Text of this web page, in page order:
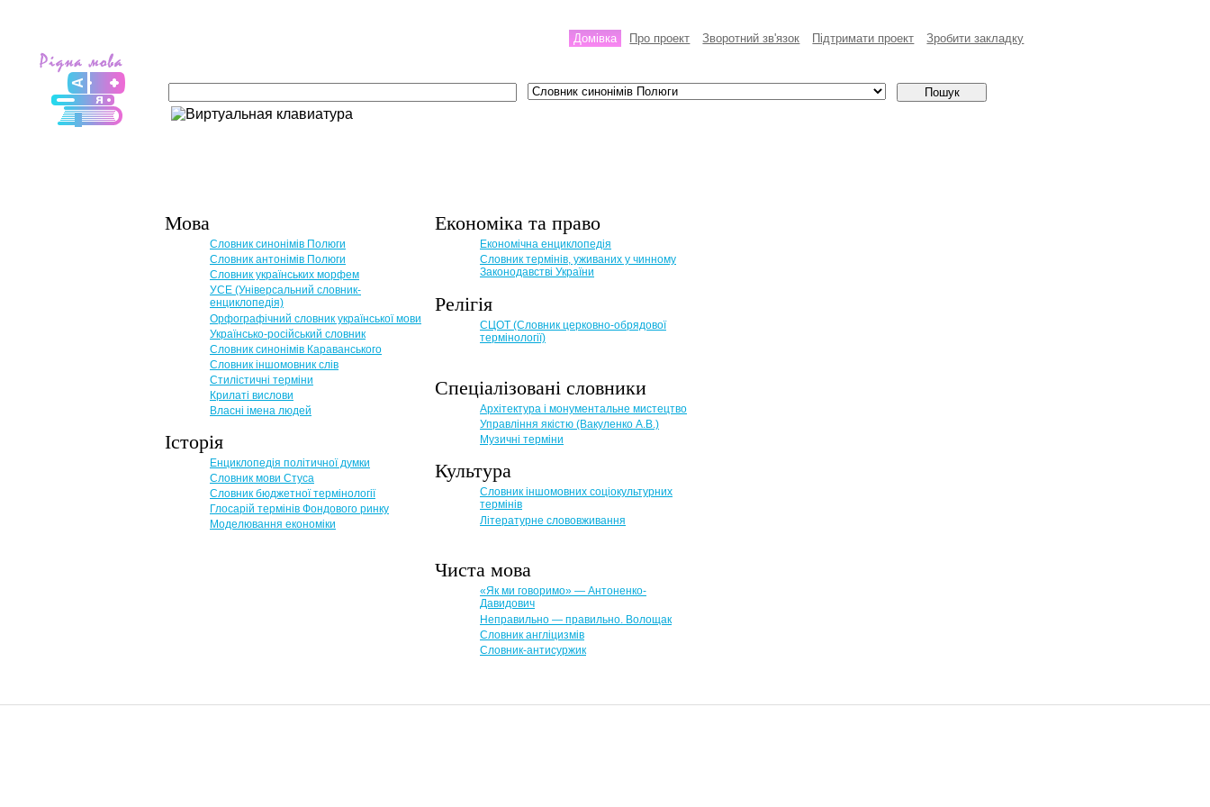
Домівка Про проект Зворотний зв'язок Пiдтримати проект Зробити закладку
Мова
Словник синонімів Полюги
Словник антонімів Полюги
Словник українських морфем
УСЕ (Універсальний словник-
енциклопедія)
Орфографічний словник української мови
Українсько-російський словник
Словник синонімів Караванського
Словник іншомовник слів
Стилістичні терміни
Крилаті вислови
Власні імена людей
Історія
Енциклопедія політичної думки
Словник мови Стуса
Словник бюджетної термінології
Глосарій термінів Фондового ринку
Моделювання економіки
Економіка та право
Eкономічна енциклопедія
Словник термінів, уживаних у чинному
Законодавстві України
Релігія
СЦОТ (Словник церковно-обрядової
термінології)
Спеціалізовані словники
Архітектура і монументальне мистецтво
Управління якістю (Вакуленко А.В.)
Музичні терміни
Культура
Словник іншомовних соціокультурних
термінів
Літературне слововживання
Чиста мова
«Як ми говоримо» — Антоненко-
Давидович
Неправильно — правильно. Волощак
Словник англіцизмів
Словник-антисуржик